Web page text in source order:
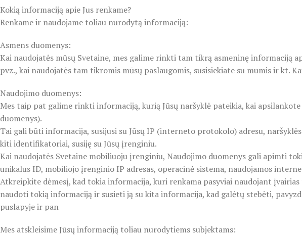
Kokią informaciją apie Jus renkame?
Renkame ir naudojame toliau nurodytą informaciją:
Asmens duomenys:
Kai naudojatės mūsų Svetaine, mes galime rinkti tam tikrą asmeninę informaciją
pvz., kai naudojatės tam tikromis mūsų paslaugomis, susisiekiate su mumis ir kt.
Naudojimo duomenys:
Mes taip pat galime rinkti informaciją, kurią Jūsų naršyklė pateikia, kai
duomenys).
Tai gali būti informacija, susijusi su Jūsų IP (interneto protokolo) adresu,
kiti identifikatoriai, susiję su Jūsų įrenginiu.
Kai naudojatės Svetaine mobiliuoju įrenginiu, Naudojimo duomenys gali apimti
unikalus ID, mobiliojo įrenginio IP adresas, operacinė sistema, naudojamos
Atkreipkite dėmesį, kad tokia informacija, kuri renkama pasyviai naudojant
naudoti tokią informaciją ir susieti ją su kita informacija, kad galėtų stebėti,
puslapyje ir pan
Mes atskleisime Jūsų informaciją toliau nurodytiems subjektams: